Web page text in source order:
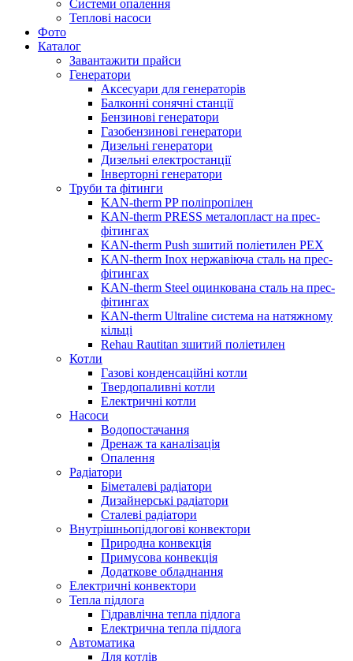
Системи опалення
Теплові насоси
Фото
Каталог
Завантажити прайси
Генератори
Аксесуари для генераторів
Балконні сонячні станції
Бензинові генератори
Газобензинові генератори
Дизельні генератори
Дизельні електростанції
Інверторні генератори
Труби та фітинги
KAN-therm PP поліпропілен
KAN-therm PRESS металопласт на прес-
фітингах
KAN-therm Push зшитий поліетилен PEX
KAN-therm Inox нержавіюча сталь на прес-
фітингах
KAN-therm Steel оцинкована сталь на прес-
фітингах
KAN-therm Ultraline система на натяжному
кільці
Rehau Rautitan зшитий поліетилен
Котли
Газові конденсаційні котли
Твердопаливні котли
Електричні котли
Насоси
Водопостачання
Дренаж та каналізація
Опалення
Радіатори
Біметалеві радіатори
Дизайнерські радіатори
Сталеві радіатори
Внутрішньопідлогові конвектори
Природна конвекція
Примусова конвекція
Додаткове обладнання
Електричні конвектори
Тепла підлога
Гідравлічна тепла підлога
Електрична тепла підлога
Автоматика
Для котлів